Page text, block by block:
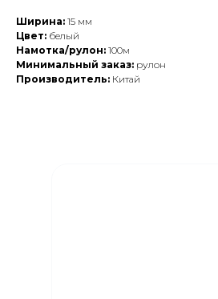
Ширина: 15 мм
Цвет: белый
Намотка/рулон: 100м
Минимальный заказ: рулон
Производитель: Китай